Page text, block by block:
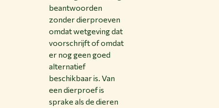
beantwoorden
zonder dierproeven
omdat wetgeving dat
voorschrijft of omdat
er nog geen goed
alternatief
beschikbaar is. Van
een dierproef is
sprake als de dieren